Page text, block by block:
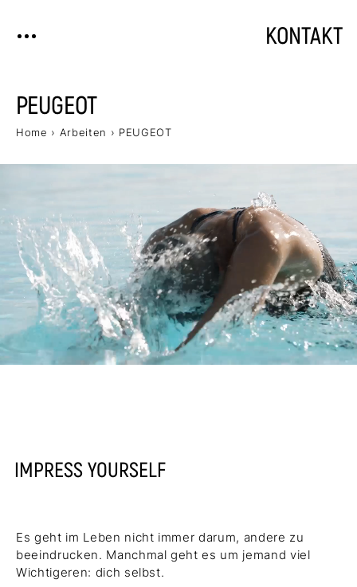
KONTAKT
PEUGEOT
Home › Arbeiten › PEUGEOT
IMPRESS YOURSELF
Es geht im Leben nicht immer darum, andere zu
beeindrucken. Manchmal geht es um jemand viel
Wichtigeren: dich selbst.